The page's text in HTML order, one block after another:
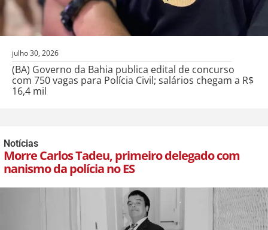
julho 30, 2026
(BA) Governo da Bahia publica edital de concurso
com 750 vagas para Polícia Civil; salários chegam a R$
16,4 mil
Notícias
Morre Carlos Tadeu, primeiro delegado com
nanismo da polícia no ES